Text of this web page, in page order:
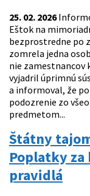
25. 02. 2026
Eštok na
bezprostredne po
zomrela jedna
nie zamestnancov
vyjadril úprimnú
a informoval, že
podozrenie zo
predmetom...
Štátny
Poplatky
pravidlá